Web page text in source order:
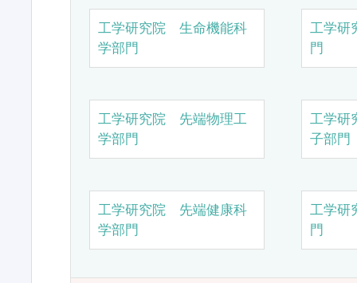
工学研究院 生命機能科
学部門
工学研
門
工学研究院 先端物理工
学部門
工学研
子部門
工学研究院 先端健康科
学部門
工学研
門